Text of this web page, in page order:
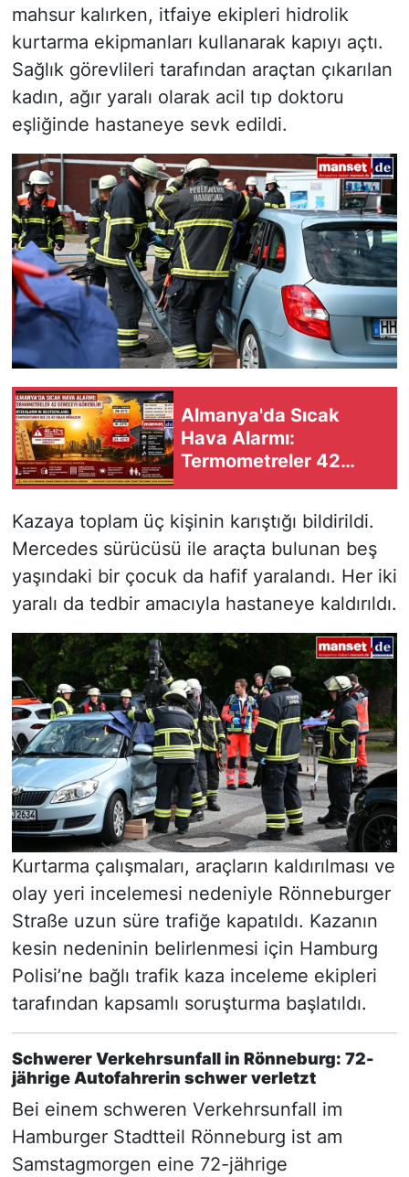
mahsur kalırken, itfaiye ekipleri hidrolik
kurtarma ekipmanları kullanarak kapıyı açtı.
Sağlık görevlileri tarafından araçtan çıkarılan
kadın, ağır yaralı olarak acil tıp doktoru
eşliğinde hastaneye sevk edildi.
Almanya'da Sıcak
Hava Alarmı:
Termometreler 42
Kazaya toplam üç kişinin karıştığı bildirildi.
Mercedes sürücüsü ile araçta bulunan beş
yaşındaki bir çocuk da hafif yaralandı. Her iki
yaralı da tedbir amacıyla hastaneye kaldırıldı.
Kurtarma çalışmaları, araçların kaldırılması ve
olay yeri incelemesi nedeniyle Rönneburger
Straße uzun süre trafiğe kapatıldı. Kazanın
kesin nedeninin belirlenmesi için Hamburg
Polisi’ne bağlı trafik kaza inceleme ekipleri
tarafından kapsamlı soruşturma başlatıldı.
Schwerer Verkehrsunfall in Rönneburg: 72-
jährige Autofahrerin schwer verletzt
Bei einem schweren Verkehrsunfall im
Hamburger Stadtteil Rönneburg ist am
Samstagmorgen eine 72-jährige